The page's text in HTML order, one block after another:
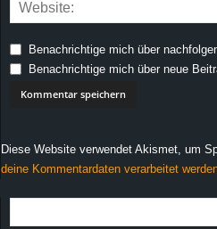
Benachrichtige mich über
Benachrichtige mich über neue
Diese Website verwendet Akismet, um
deine Kommentardaten verarbeitet